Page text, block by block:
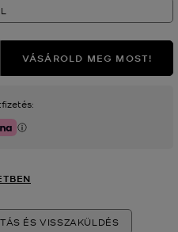
VÁSÁROLD MEG MOST!
ÉS VISSZAKÜLDÉS